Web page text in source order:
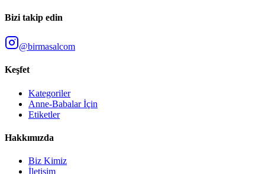
Bizi takip edin
@birmasalcom
Keşfet
Kategoriler
Anne-Babalar İçin
Etiketler
Hakkımızda
Biz Kimiz
İletişim